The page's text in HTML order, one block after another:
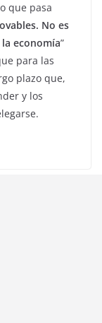
que pasa
No es
economía”
para las
plazo que,
y los